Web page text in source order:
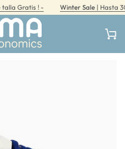
Gratis ! - Winter Sale| Hasta 30%